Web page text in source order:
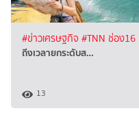
#ข่าวเศรษฐกิจ #TNN ช่อง16
ถีงเวลายกระดับส…
13